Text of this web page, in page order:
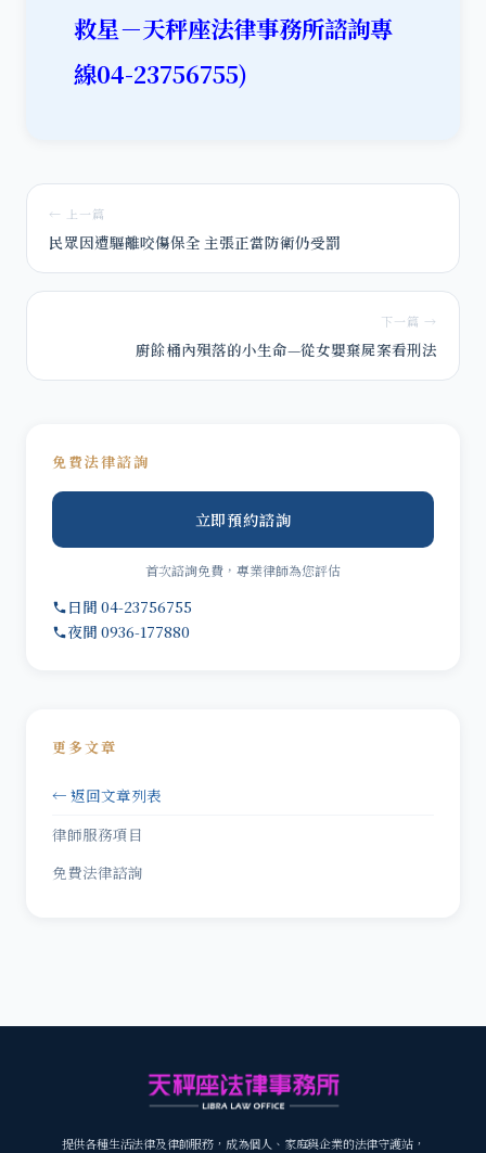
救星－天秤座法律事務所諮詢專
線04-23756755)
← 上一篇
民眾因遭驅離咬傷保全 主張正當防衛仍受罰
下一篇 →
廚餘桶內殞落的小生命—從女嬰棄屍案看刑法
免費法律諮詢
立即預約諮詢
首次諮詢免費，專業律師為您評估
日間 04-23756755
夜間 0936-177880
更多文章
← 返回文章列表
律師服務項目
免費法律諮詢
提供各種生活法律及律師服務，成為個人、家庭與企業的法律守護站，